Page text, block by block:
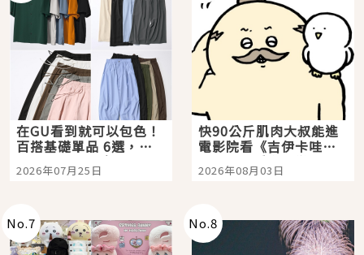
在GU看到就可以包色！
百搭基礎單品 6選，閉
眼全收也不心疼
2026年07月25日
快90公斤肌肉大叔能進
電影院看《吉伊卡哇》
嗎？日本重金屬樂團
「打首」會長與nagano
2026年08月03日
No.7 No.8